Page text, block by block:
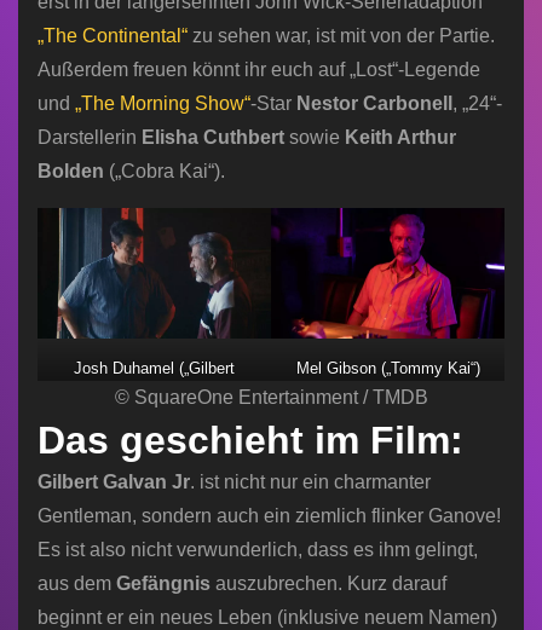
„The Continental“ zu sehen war, ist mit von der Partie.
Außerdem freuen könnt ihr euch auf „Lost“-Legende
und „The Morning Show“-Star Nestor Carbonell , „24“-
Darstellerin Elisha Cuthbert sowie Keith Arthur
Bolden („Cobra Kai“).
Josh Duhamel („Gilbert
Galvin Jr.“) und Mel Gibson
Mel Gibson („Tommy Kai“)
© SquareOne Entertainment / TMDB
Das geschieht im Film:
Gilbert Galvan Jr. ist nicht nur ein charmanter
Gentleman, sondern auch ein ziemlich flinker Ganove!
Es ist also nicht verwunderlich, dass es ihm gelingt,
aus dem Gefängnis auszubrechen. Kurz darauf
beginnt er ein neues Leben (inklusive neuem Namen)